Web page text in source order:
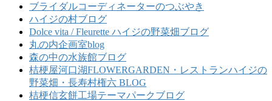
ブライダルコーディネーターのつぶやき
ハイジの村ブログ
Dolce vita / Fleurette ハイジの野菜畑ブログ
丸の内企画室blog
森の中の水族館ブログ
桔梗屋河口湖FLOWERGARDEN・レストランハイジの
野菜畑・長寿村権六 BLOG
桔梗信玄餅工場テーマパークブログ